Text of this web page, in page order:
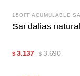
15OFF ACUMULABLE
Sandalias
$ 3.137 $ 3.690